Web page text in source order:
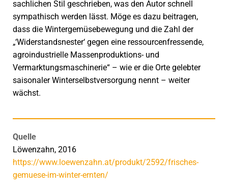
sachlichen Stil geschrieben, was den Autor schnell
sympathisch werden lässt. Möge es dazu beitragen,
dass die Wintergemüsebewegung und die Zahl der
„‘Widerstandsnester‘ gegen eine ressourcenfressende,
agroindustrielle Massenproduktions- und
Vermarktungsmaschinerie“ – wie er die Orte gelebter
saisonaler Winterselbstversorgung nennt – weiter
wächst.
Quelle
Löwenzahn, 2016
https://www.loewenzahn.at/produkt/2592/frisches-
gemuese-im-winter-ernten/